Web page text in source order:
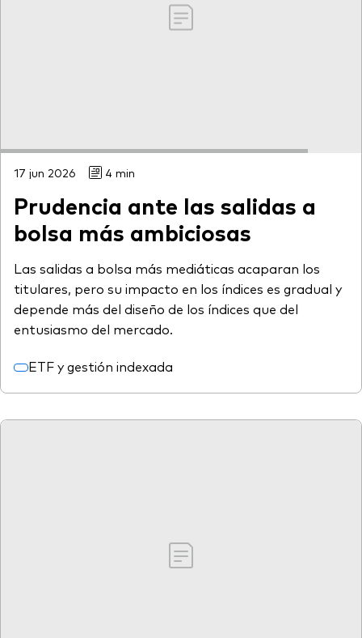
17 jun 2026 4 min
Prudencia ante las salidas a
bolsa más ambiciosas
Las salidas a bolsa más mediáticas acaparan los
titulares, pero su impacto en los índices es gradual y
depende más del diseño de los índices que del
entusiasmo del mercado.
ETF y gestión indexada